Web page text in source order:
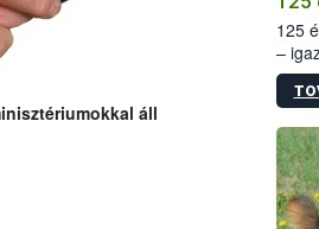
áll
125
–
15.